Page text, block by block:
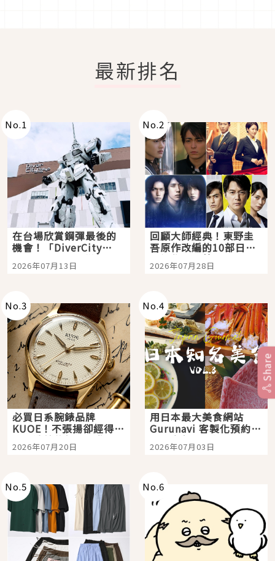
最新排名
No.1
在台場欣賞鋼彈最後的
機會！「DiverCity
Tokyo Plaza」搭船、
購物、美食及夜景，一
2026年07月13日
No.2
回顧大師經典！東野圭
吾原作改編的10部日本
影視作品推薦
2026年07月28日
No.3
必買日系腕錶品牌
KUOE！不張揚卻經得起
時間洗鍊的經典之作五
選
2026年07月20日
No.4
用日本最大美食網站
Gurunavi 客製化預約九
大都市餐廳，打造專屬
美食體驗！
2026年07月03日
No.5 No.6
Share